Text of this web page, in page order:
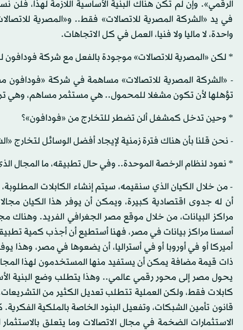
الرقمي». وإن لم تكن هناك البنية الأساسية اللازمة لهذا،
في يد «الشركة المصرية للاتصالات» فقط.. و«المصرية
واحدة، لا ماليا ولا فنيا، العمل في كل الاتجاهات.
* لكن «المصرية للاتصالات» موجودة بالفعل مع شركة فودافون
تؤهلها لأن تكون مشغلا للمحمول.. هي مستثمر مساهم، وهي
* وحين تدخل كمشغل ألن تضطر للتخارج من «فودافون»؟
- نحن قلنا بأن هناك فترة زمنية لإيجاد أفضل الوسائل لتخارج
* نعود لنظام الرخصة الموحدة.. وفي حال تطبيقه، ما المجال
- من خلال الكيان الذي سنقيمه، سيتم إنشاء الكابلات
أن له جدوى اقتصادية كبيرة، ويمكن أن يوفر هذا الكيان
مراكز البيانات، من خلال موقع مصر الجغرافي الفريد.
أسسنا مراكز بيانات في مصر، فهنا أستطيع أن أجذب كمية
أميركا أو في أوروبا أو في أستراليا، أن يضعوها في مصر، وهذا
ذات قيمة مضافة يمكن أن يستفيد منها المستخدمون لهذا
يحول مصر إلى محور رقمي عالمي.. وهذا يتطلب وضع البنية
كابلات فقط، ولكن العملية تتطلب تعديل الكثير من
قانون تأمين الشبكات، وتفعيل البنود الخاصة بالملكية
الاستثمارات الضخمة في مجال الاتصالات وما يتعلق